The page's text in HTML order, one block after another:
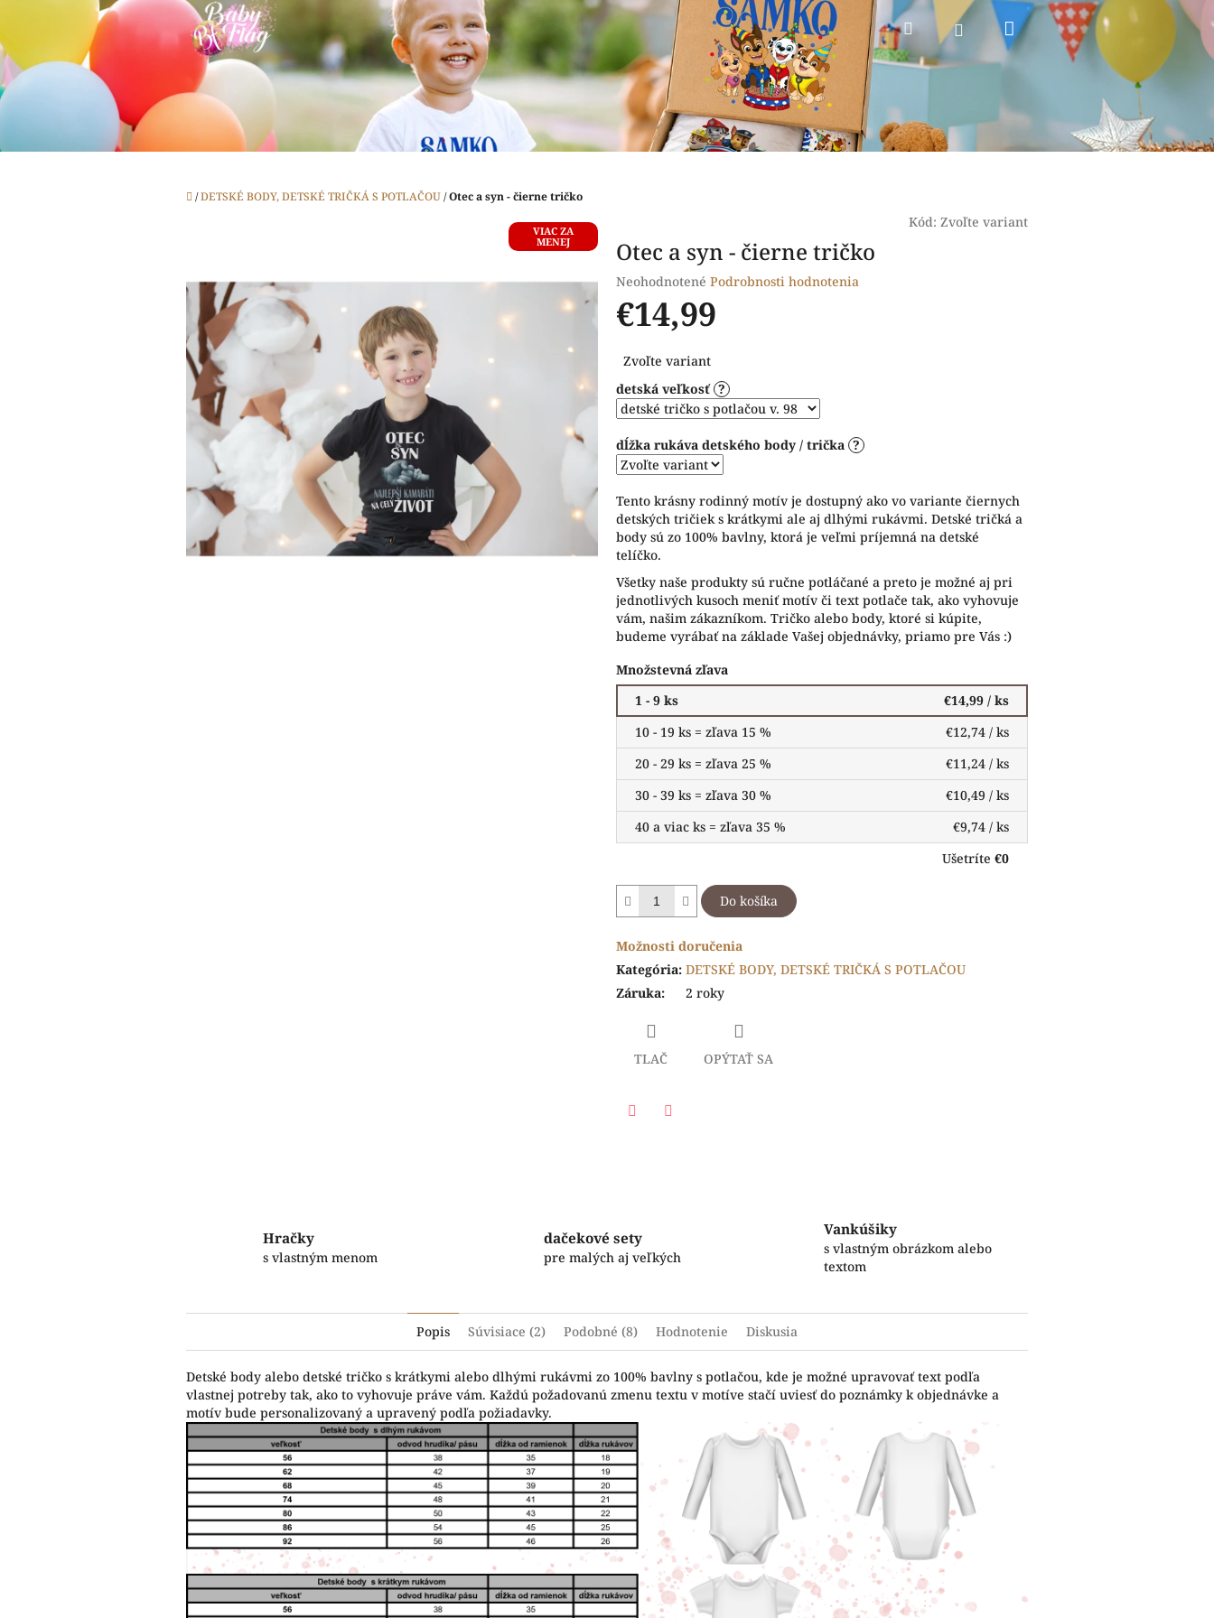
obsah
HľadaťPrihlásenieNákupný
Domov
/DETSKÉ BODY, DETSKÉ TRIČKÁ S POTLAČOU/Otec a syn - čierne tričko
VIAC ZA
MENEJ
Kód: Zvoľte variant
Otec a syn - čierne tričko
Priemerné
hodnotenie
produktu
0,0
5
hviezdičiek.
Neohodnotené Podrobnosti hodnotenia
€14,99
cena:
Zvoľte variant
detská veľkosť ?
dĺžka rukáva detského body / trička ?
Tento krásny rodinný motív je dostupný ako vo variante čiernych
detských tričiek s krátkymi ale aj dlhými rukávmi. Detské tričká a
body sú zo 100% bavlny, ktorá je veľmi príjemná na detské
telíčko.
Všetky naše produkty sú ručne potláčané a preto je možné aj pri
jednotlivých kusoch meniť motív či text potlače tak, ako vyhovuje
vám, našim zákazníkom. Tričko alebo body, ktoré si kúpite,
budeme vyrábať na základe Vašej objednávky, priamo pre Vás :)
Množstevná zľava
1 - 9 ks
€14,99 / ks
10 - 19 ks = zľava 15 %
€12,74 / ks
20 - 29 ks = zľava 25 %
€11,24 / ks
30 - 39 ks = zľava 30 %
€10,49 / ks
40 a viac ks = zľava 35 %
€9,74 / ks
Ušetríte €0
Do košíka
Možnosti doručenia
Kategória: DETSKÉ BODY, DETSKÉ TRIČKÁ S POTLAČOU
Záruka: 2 roky
TLAČ OPÝTAŤ SA
Hračky
s vlastným menom
dačekové sety
pre malých aj veľkých
Vankúšiky
s vlastným obrázkom alebo
textom
Popis Súvisiace (2) Podobné (8) Hodnotenie Diskusia
Detské body alebo detské tričko s krátkymi alebo dlhými rukávmi zo 100% bavlny s potlačou, kde je možné upravovať text podľa
vlastnej potreby tak, ako to vyhovuje práve vám. Každú požadovanú zmenu textu v motíve stačí uviesť do poznámky k objednávke a
motív bude personalizovaný a upravený podľa požiadavky.